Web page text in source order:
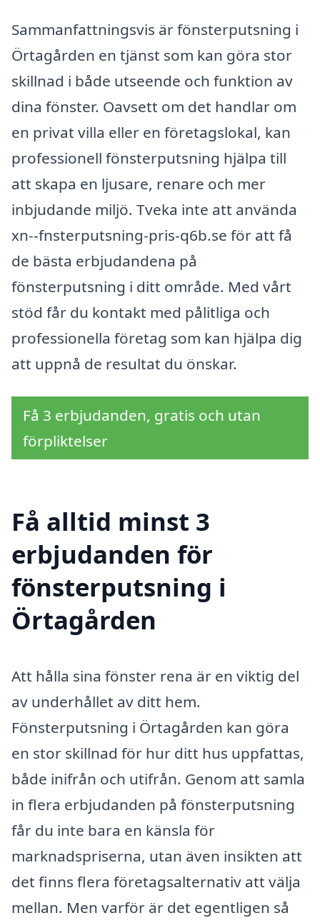
Sammanfattningsvis är fönsterputsning i
Örtagården en tjänst som kan göra stor
skillnad i både utseende och funktion av
dina fönster. Oavsett om det handlar om
en privat villa eller en företagslokal, kan
professionell fönsterputsning hjälpa till
att skapa en ljusare, renare och mer
inbjudande miljö. Tveka inte att använda
xn--fnsterputsning-pris-q6b.se för att få
de bästa erbjudandena på
fönsterputsning i ditt område. Med vårt
stöd får du kontakt med pålitliga och
professionella företag som kan hjälpa dig
att uppnå de resultat du önskar.
Få 3 erbjudanden, gratis och utan
förpliktelser
Få alltid minst 3
erbjudanden för
fönsterputsning i
Örtagården
Att hålla sina fönster rena är en viktig del
av underhållet av ditt hem.
Fönsterputsning i Örtagården kan göra
en stor skillnad för hur ditt hus uppfattas,
både inifrån och utifrån. Genom att samla
in flera erbjudanden på fönsterputsning
får du inte bara en känsla för
marknadspriserna, utan även insikten att
det finns flera företagsalternativ att välja
mellan. Men varför är det egentligen så